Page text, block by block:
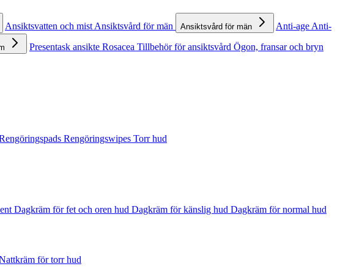
Ansiktsvatten och mist Ansiktsvård för män Ansiktsvård för män Anti-age Anti-
Presentask ansikte Rosacea Tillbehör för ansiktsvård Ögon, fransar och bryn
Rengöringswipes Torr hud
Dagkräm för fet och oren hud Dagkräm för känslig hud Dagkräm för normal hud
för torr hud